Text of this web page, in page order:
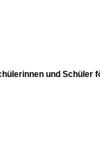
und Schüler